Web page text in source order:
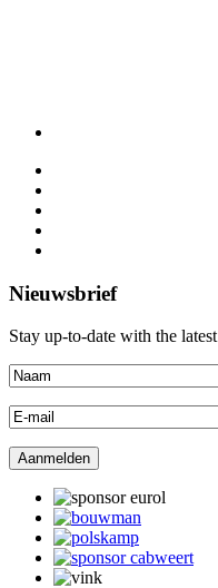
Nieuwsbrief
Stay up-to-date with the